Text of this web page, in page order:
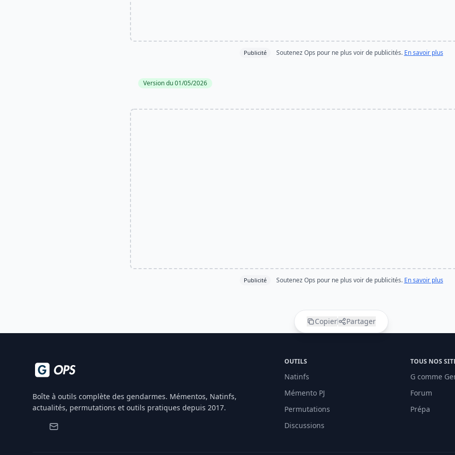
Publicité Soutenez Ops pour ne plus voir de publicités. En savoir plus
Version du 01/05/2026
Publicité Soutenez Ops pour ne plus voir de publicités. En savoir plus
Copier Partager
Boîte à outils complète des gendarmes. Mémentos, Natinfs,
actualités, permutations et outils pratiques depuis 2017.
OUTILS
Natinfs
Mémento PJ
Permutations
Discussions
TOUS NOS
G comme
Forum
Prépa